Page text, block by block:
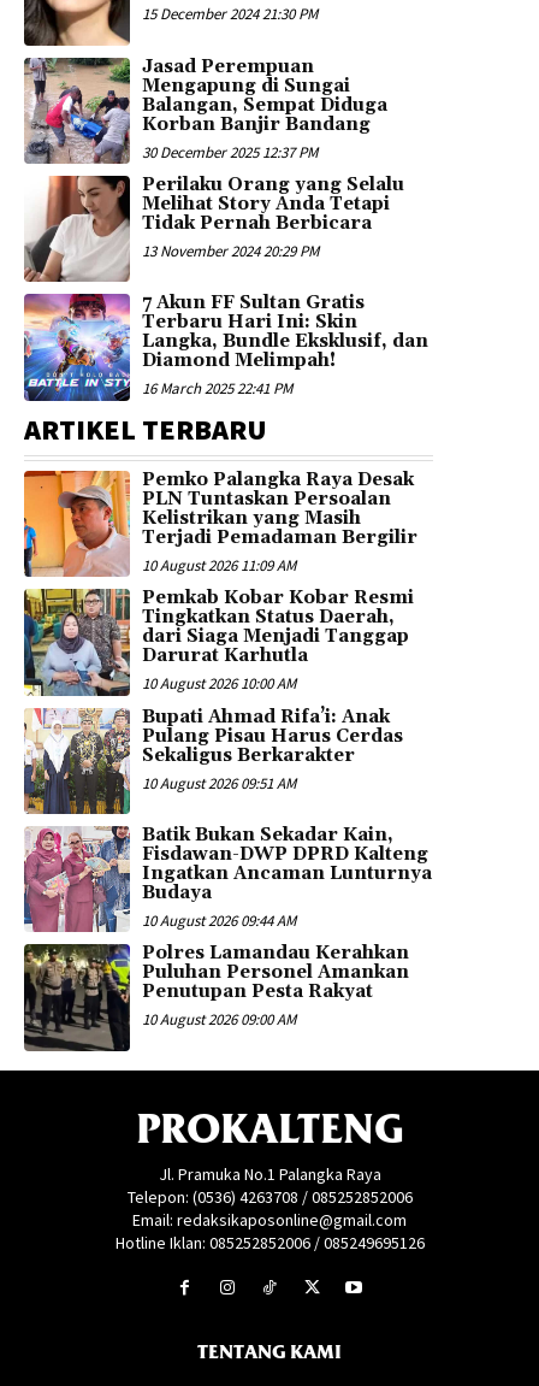
15 December 2024 21:30 PM
Jasad Perempuan
Mengapung di Sungai
Balangan, Sempat Diduga
Korban Banjir Bandang
30 December 2025 12:37 PM
Perilaku Orang yang Selalu
Melihat Story Anda Tetapi
Tidak Pernah Berbicara
13 November 2024 20:29 PM
7 Akun FF Sultan Gratis
Terbaru Hari Ini: Skin
Langka, Bundle Eksklusif, dan
Diamond Melimpah!
16 March 2025 22:41 PM
ARTIKEL TERBARU
Pemko Palangka Raya Desak
PLN Tuntaskan Persoalan
Kelistrikan yang Masih
Terjadi Pemadaman Bergilir
10 August 2026 11:09 AM
Pemkab Kobar Kobar Resmi
Tingkatkan Status Daerah,
dari Siaga Menjadi Tanggap
Darurat Karhutla
10 August 2026 10:00 AM
Bupati Ahmad Rifa’i: Anak
Pulang Pisau Harus Cerdas
Sekaligus Berkarakter
10 August 2026 09:51 AM
Batik Bukan Sekadar Kain,
Fisdawan-DWP DPRD Kalteng
Ingatkan Ancaman Lunturnya
Budaya
10 August 2026 09:44 AM
Polres Lamandau Kerahkan
Puluhan Personel Amankan
Penutupan Pesta Rakyat
10 August 2026 09:00 AM
PROKALTENG
Jl. Pramuka No.1 Palangka Raya
Telepon: (0536) 4263708 / 085252852006
Email: redaksikaposonline@gmail.com
Hotline Iklan: 085252852006 / 085249695126
TENTANG KAMI